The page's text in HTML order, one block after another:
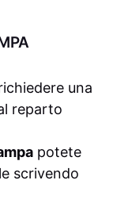
una
reparto
potete
scrivendo